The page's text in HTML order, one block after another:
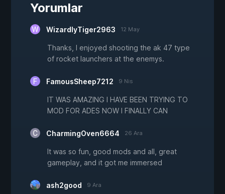
Yorumlar
WizardlyTiger2963 12 May
Thanks, I enjoyed shooting the ak 47 type
of rocket launchers at the enemys.
FamousSheep7212 9 Nis
IT WAS AMAZING I HAVE BEEN TRYING TO
MOD FOR ADES NOW I FINALLY CAN
CharmingOven6664 26 Ara
It was so fun, good mods and all, great
gameplay, and it got me immersed
ash2good 9 Ara